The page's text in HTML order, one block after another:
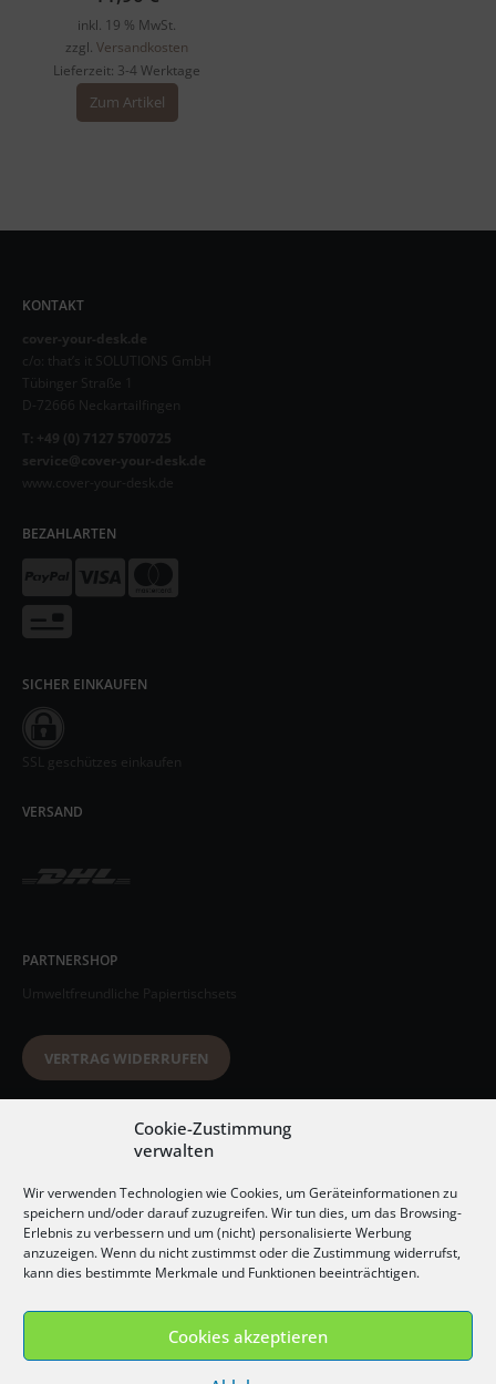
Cookie-Zustimmung
verwalten
Wir verwenden Technologien wie Cookies, um Geräteinformationen zu
speichern und/oder darauf zuzugreifen. Wir tun dies, um das Browsing-
Erlebnis zu verbessern und um (nicht) personalisierte Werbung
anzuzeigen. Wenn du nicht zustimmst oder die Zustimmung widerrufst,
kann dies bestimmte Merkmale und Funktionen beeinträchtigen.
Cookies akzeptieren
inkl. 19 % MwSt.
zzgl. Versandkosten
Lieferzeit: 3-4 Werktage
Zum Artikel
KONTAKT
cover-your-desk.de
c/o: that’s it SOLUTIONS GmbH
Tübinger Straße 1
D-72666 Neckartailfingen
T: +49 (0) 7127 5700725
service@cover-your-desk.de
www.cover-your-desk.de
BEZAHLARTEN
SICHER EINKAUFEN
SSL geschützes einkaufen
VERSAND
PARTNERSHOP
Umweltfreundliche Papiertischsets
VERTRAG WIDERRUFEN
Datenschutzerklärung
Impressum
Widerrufsbelehrung
Versandkosten